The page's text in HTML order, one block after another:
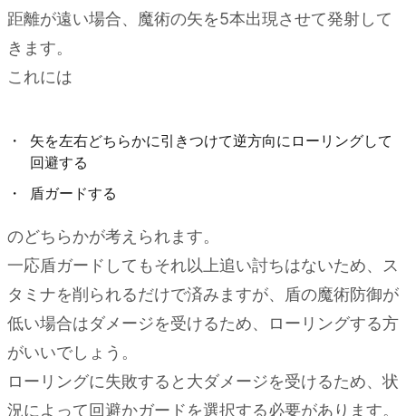
距離が遠い場合、魔術の矢を5本出現させて発射して
きます。
これには
矢を左右どちらかに引きつけて逆方向にローリングして
回避する
盾ガードする
のどちらかが考えられます。
一応盾ガードしてもそれ以上追い討ちはないため、ス
タミナを削られるだけで済みますが、盾の魔術防御が
低い場合はダメージを受けるため、ローリングする方
がいいでしょう。
ローリングに失敗すると大ダメージを受けるため、状
況によって回避かガードを選択する必要があります。